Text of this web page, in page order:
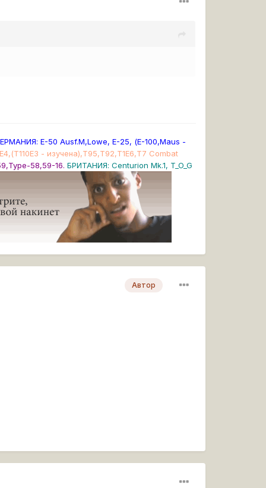
Е-50 Ausf.M,Lowe, Е-25, (E-100,Maus -
- изучена),Т95,Т92,Т1Е6,Т7 Combat
58,59-16. БРИТАНИЯ: Centurion Mk.1, T_O_G
Автор